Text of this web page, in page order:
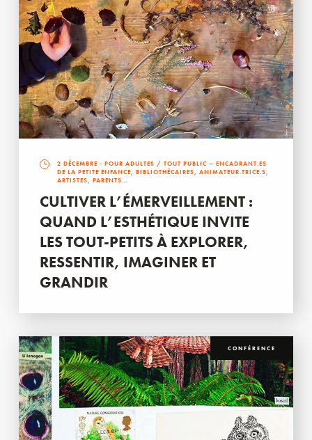
2 DÉCEMBRE - POUR ADULTES / TOUT PUBLIC – ENCADRANT.ES
DE LA PETITE ENFANCE, BIBLIOTHÉCAIRES, ANIMATEUR.TRICE.S,
ARTISTES, PARENTS…
CULTIVER L’ÉMERVEILLEMENT :
QUAND L’ESTHÉTIQUE INVITE
LES TOUT-PETITS À EXPLORER,
RESSENTIR, IMAGINER ET
GRANDIR
CONFÉRENCE